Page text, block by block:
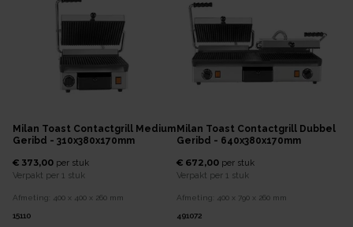
Milan Toast Contactgrill Medium
Geribd - 310x380x170mm
€ 373,00 per stuk
Verpakt per 1 stuk
Afmeting: 400 x 400 x 260 mm
15110
Milan Toast Contactgrill Dubbel
Geribd - 640x380x170mm
€ 672,00 per stuk
Verpakt per 1 stuk
Afmeting: 400 x 790 x 260 mm
491072